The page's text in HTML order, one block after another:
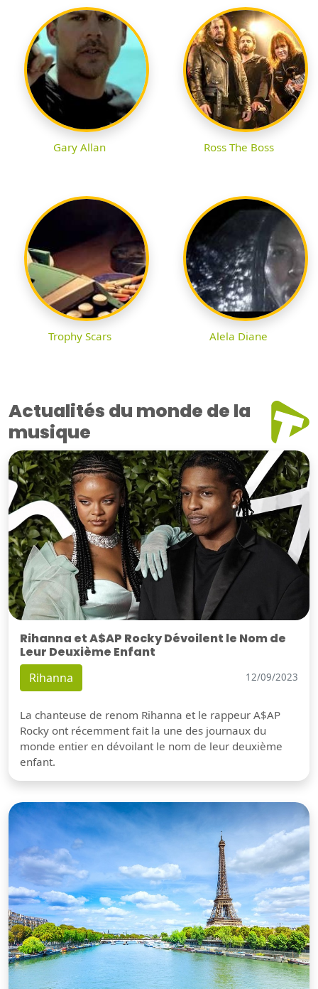
Gary Allan Ross The Boss
Trophy Scars Alela Diane
Actualités du monde de la
musique
Rihanna et A$AP Rocky Dévoilent le Nom de
Leur Deuxième Enfant
Rihanna 12/09/2023
La chanteuse de renom Rihanna et le rappeur A$AP
Rocky ont récemment fait la une des journaux du
monde entier en dévoilant le nom de leur deuxième
enfant.